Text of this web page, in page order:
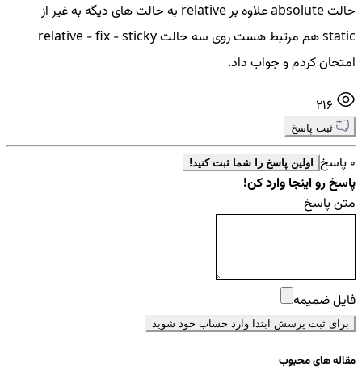
حالت absolute علاوه بر relative به حالت های دیگه به غیر از
static هم مرتبط هست روی سه حالت relative - fix - sticky
امتحان کردم و جواب داد.
ثبت پاسخ
0 پاسخ اولین پاسخ را شما ثبت کنید!
پاسخ رو اینجا وارد کن!
متن پاسخ
فایل ضمیمه
برای ثبت پرسش ابتدا وارد حساب خود شوید
مقاله های محبوب